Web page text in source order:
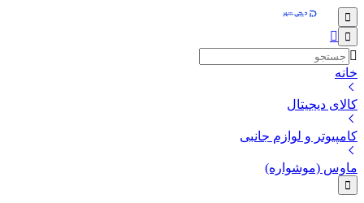
خانه
کالای دیجیتال
کامپیوتر و لوازم جانبی
ماوس (موشواره)